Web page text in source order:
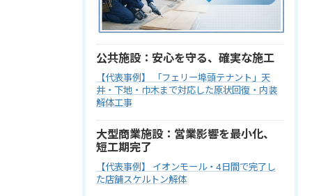
公共施設：安心を守る、確実な施工
【代表事例】 「フェリー埠頭テナント」天
井・下地・巾木まで対応した原状回復・内装
解体工事
大型商業施設：営業影響を最小化、
短工期完了
【代表事例】 イオンモール・4日間で完了し
た店舗スケルトン解体